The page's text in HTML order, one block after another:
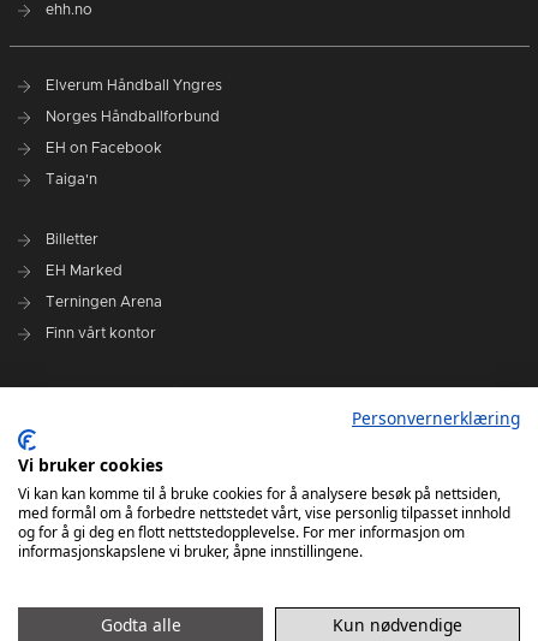
ehh.no
Elverum Håndball Yngres
Norges Håndballforbund
EH on Facebook
Taiga'n
Billetter
EH Marked
Terningen Arena
Finn vårt kontor
Administrasjonen i Elverum Håndball
Styre og utvalg
VARSLINGSRUTINER FOR ELVERUM HÅNDBALL
Personvernerklæring
Vi bruker cookies
Vi kan kan komme til å bruke cookies for å analysere besøk på nettsiden,
med formål om å forbedre nettstedet vårt, vise personlig tilpasset innhold
og for å gi deg en flott nettstedopplevelse. For mer informasjon om
informasjonskapslene vi bruker, åpne innstillingene.
Godta alle Kun nødvendige